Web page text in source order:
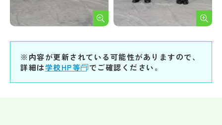
※内容が更新されている可能性がありますので、
詳細は学校HP等 でご確認ください。